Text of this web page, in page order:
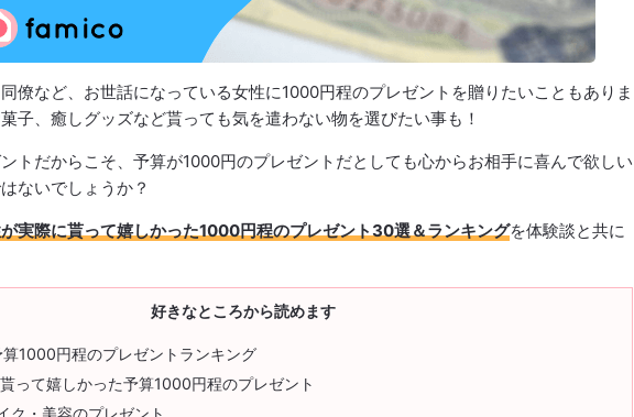
僚など、お世話になっている女性に1000円程のプレゼントを贈りたいこともありま
子、癒しグッズなど貰っても気を遣わない物を選びたい事も！
トだからこそ、予算が1000円のプレゼントだとしても心からお相手に喜んで欲しい
ないでしょうか？
実際に貰って嬉しかった1000円程のプレゼント30選＆ランキングを体験談と共に
好きなところから読めます
1000円程のプレゼントランキング
って嬉しかった予算1000円程のプレゼント